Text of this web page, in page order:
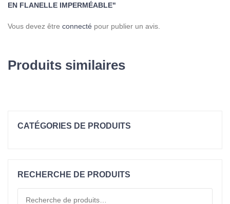
EN FLANELLE IMPERMÉABLE"
Vous devez être connecté pour publier un avis.
Produits similaires
CATÉGORIES DE PRODUITS
Matelas
Coussins
RECHERCHE DE PRODUITS